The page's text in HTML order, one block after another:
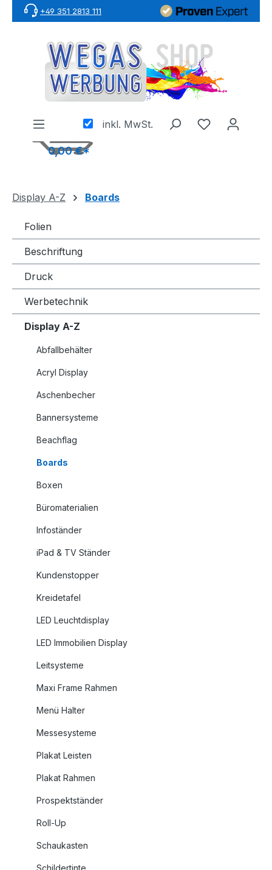
Zum Hauptinhalt springen
+49 351 2813 111
inkl. MwSt.
0,00 €*
Display A-Z Boards
Folien
Beschriftung
Druck
Werbetechnik
Display A-Z
Abfallbehälter
Acryl Display
Aschenbecher
Bannersysteme
Beachflag
Boards
Boxen
Büromaterialien
Infoständer
iPad & TV Ständer
Kundenstopper
Kreidetafel
LED Leuchtdisplay
LED Immobilien Display
Leitsysteme
Maxi Frame Rahmen
Menü Halter
Messesysteme
Plakat Leisten
Plakat Rahmen
Prospektständer
Roll-Up
Schaukasten
Schildertinte